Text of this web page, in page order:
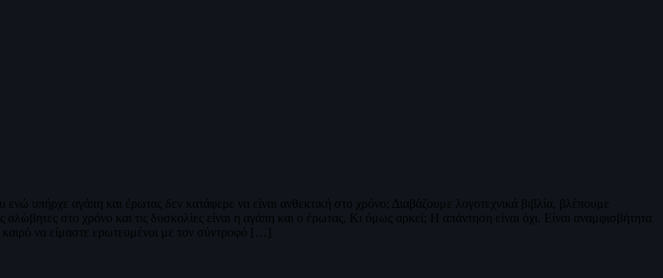
υπήρχε αγάπη και έρωτας δεν κατάφερε να είναι ανθεκτική στο χρόνο; Διαβάζουμε λογοτεχνικά βιβλία, βλέπουμε
στο χρόνο και τις δυσκολίες είναι η αγάπη και ο έρωτας. Κι όμως αρκεί; Η απάντηση είναι όχι. Είναι αναμφισβήτητα
να είμαστε ερωτευμένοι με τον σύντροφό […]